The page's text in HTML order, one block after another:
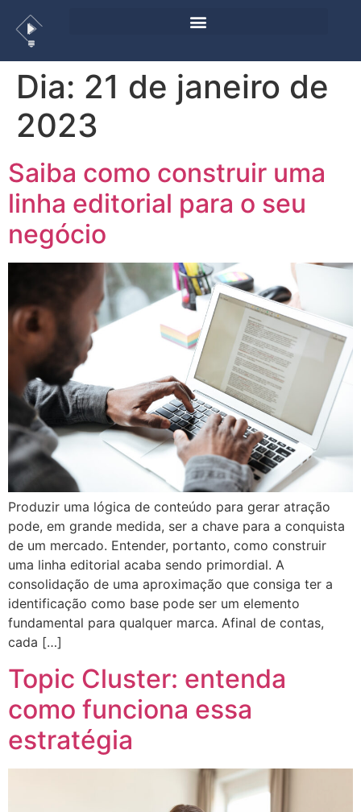
Dia: 21 de janeiro de
2023
Saiba como construir uma
linha editorial para o seu
negócio
Produzir uma lógica de conteúdo para gerar atração
pode, em grande medida, ser a chave para a conquista
de um mercado. Entender, portanto, como construir
uma linha editorial acaba sendo primordial. A
consolidação de uma aproximação que consiga ter a
identificação como base pode ser um elemento
fundamental para qualquer marca. Afinal de contas,
cada […]
Topic Cluster: entenda
como funciona essa
estratégia